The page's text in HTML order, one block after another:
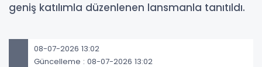
geniş katılımla düzenlenen lansmanla tanıtıldı.
08-07-2026 13:02
Güncelleme : 08-07-2026 13:02